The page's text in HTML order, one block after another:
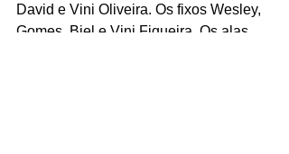
David e Vini Oliveira. Os fixos Wesley,
Gomes, Biel e Vini Figueira. Os alas